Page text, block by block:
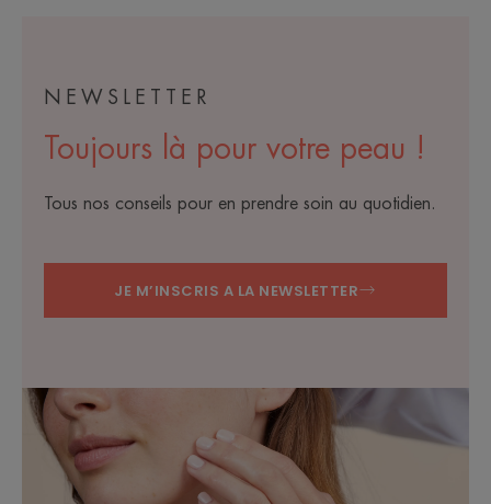
NEWSLETTER
Toujours là pour votre peau !
Tous nos conseils pour en prendre soin au quotidien.
JE M’INSCRIS A LA NEWSLETTER